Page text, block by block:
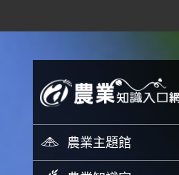
油菜 - 農業知
農業主題館